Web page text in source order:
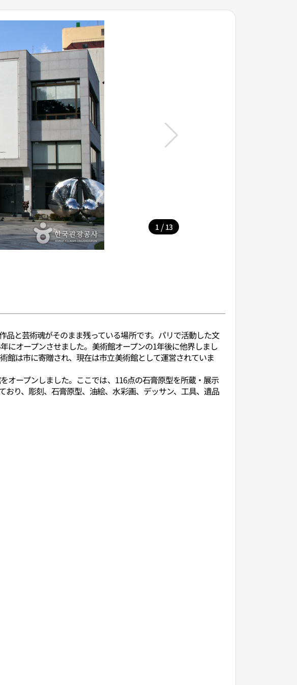
1 / 13
と芸術魂がそのまま残っている場所です。パリで活動した文
にオープンさせました。美術館オープンの1年後に他界しまし
館は市に寄贈され、現在は市立美術館として運営されていま
オープンしました。ここでは、116点の石膏原型を所蔵・展示
り、彫刻、石膏原型、油絵、水彩画、デッサン、工具、遺品